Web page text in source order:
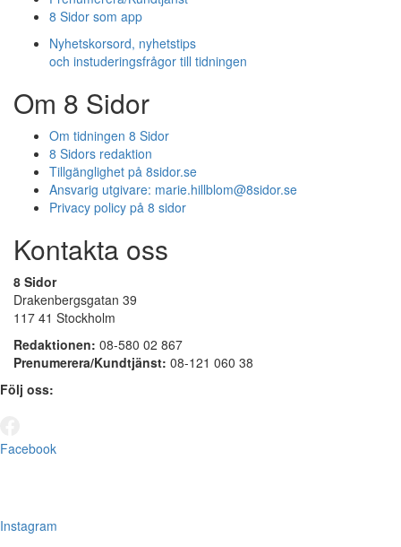
8 Sidor som app
Nyhetskorsord, nyhetstips
och instuderingsfrågor till tidningen
Om 8 Sidor
Om tidningen 8 Sidor
8 Sidors redaktion
Tillgänglighet på 8sidor.se
Ansvarig utgivare: marie.hillblom@8sidor.se
Privacy policy på 8 sidor
Kontakta oss
8 Sidor
Drakenbergsgatan 39
117 41 Stockholm
Redaktionen: 08-580 02 867
Prenumerera/Kundtjänst: 08-121 060 38
Följ oss:
Facebook
Instagram